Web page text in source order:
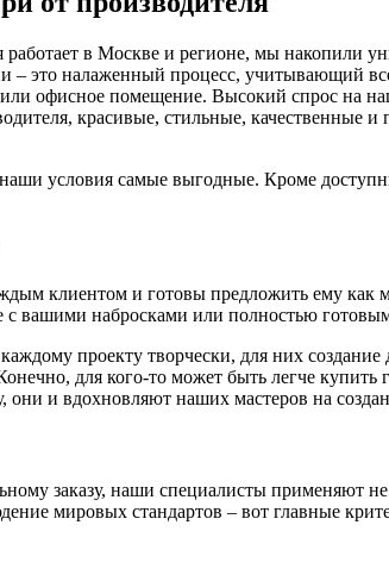
в Москве и регионе, мы накопили
– это налаженный процесс, учитывающий
офисное помещение. Высокий спрос на
красивые, стильные, качественные
наши условия самые выгодные. Кроме
клиентом и готовы предложить ему как
вашими набросками или полностью
проекту творчески, для них
для кого-то может быть легче
они и вдохновляют наших мастеров на
заказу, наши специалисты применяют
мировых стандартов – вот главные